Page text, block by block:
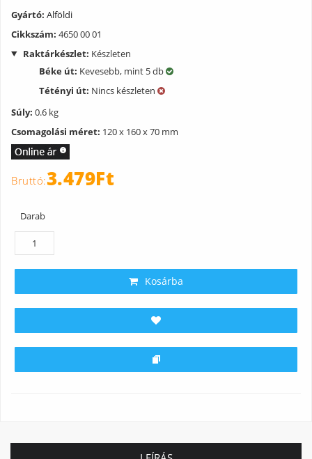
Gyártó: Alföldi
Cikkszám: 4650 00 01
Raktárkészlet: Készleten
Béke út: Kevesebb, mint 5 db
Tétényi út: Nincs készleten
Súly: 0.6 kg
Csomagolási méret: 120 x 160 x 70 mm
3.479Ft
Darab
Kosárba